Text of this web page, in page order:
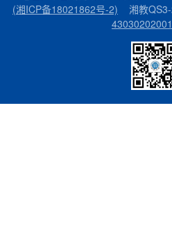
(湘ICP备18021862号-2) 湘教